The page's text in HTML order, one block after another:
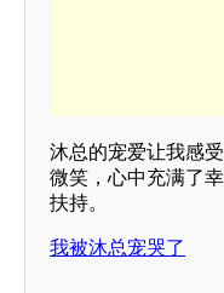
沐总的宠爱让我感
微笑，心中充满了
扶持。
我被沐总宠哭了